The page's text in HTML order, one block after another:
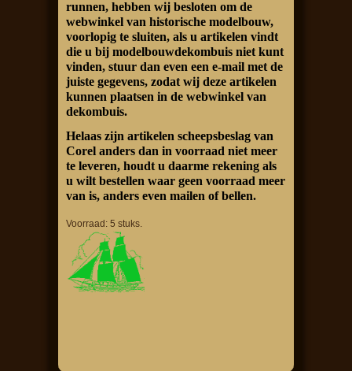
runnen, hebben wij besloten om de
webwinkel van historische modelbouw,
voorlopig te sluiten, als u artikelen vindt
die u bij modelbouwdekombuis niet kunt
vinden, stuur dan even een e-mail met de
juiste gegevens, zodat wij deze artikelen
kunnen plaatsen in de webwinkel van
dekombuis.
Helaas zijn artikelen scheepsbeslag van
Corel anders dan in voorraad niet meer
te leveren, houdt u daarme rekening als
u wilt bestellen waar geen voorraad meer
van is, anders even mailen of bellen.
Voorraad: 5 stuks.